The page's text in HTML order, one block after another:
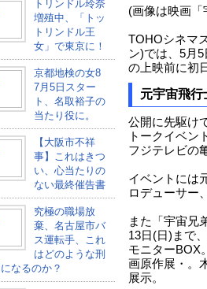
トリンドル玲奈
増殖中、「トッ
トリンドル王
女」で東京に！
京都地検の女8
7月5日スター
ト、名取裕子の
当たり役に。
【大阪市不祥
事】これはきつ
い、心当たりの
ない最終催告書
究極の職場放
棄、名古屋市バ
ス運転手、これ
はどのような刑
なるのか？
(画像は映画「
TOHOシネマ
ン)では、5月
の上映前に初
元宇宙飛行
公開に先駆け
トークイベン
フジテレビの
イベントには
ロデューサー
また「宇宙兄
13日(日)まで
モニター
画原作展・。
展示。